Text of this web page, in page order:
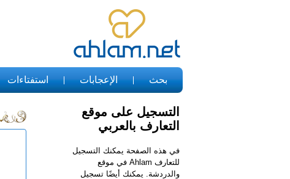
بحث الإعجابات استفتاءات
التسجيل على موقع
التعارف بالعربي
في هذه الصفحة يمكنك التسجيل
في موقع Ahlam للتعارف
والدردشة. يمكنك أيضًا تسجيل